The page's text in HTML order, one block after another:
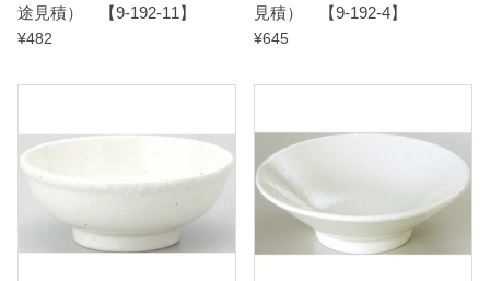
】
q
n
途見積） 【9-192-11】
¥482
見積） 【9-192-4】
¥645